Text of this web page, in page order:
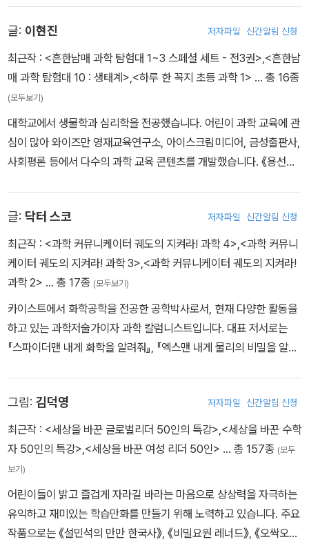
글: 이현진 저자파일 신간알림 신청
최근작 : <흔한남매 과학 탐험대 1~3 스페셜 세트 - 전3권>,<흔한남
매 과학 탐험대 10 : 생태계>,<하루 한 꼭지 초등 과학 1> … 총 16종
(모두보기)
대학교에서 생물학과 심리학을 전공했습니다. 어린이 과학 교육에 관
심이 많아 와이즈만 영재교육연구소, 아이스크림미디어, 금성출판사,
사회평론 등에서 다수의 과학 교육 콘텐츠를 개발했습니다. 《용선생
글: 닥터 스코 저자파일 신간알림 신청
최근작 : <과학 커뮤니케이터 궤도의 지켜라! 과학 4>,<과학 커뮤니
케이터 궤도의 지켜라! 과학 3>,<과학 커뮤니케이터 궤도의 지켜라!
과학 2> … 총 17종 (모두보기)
카이스트에서 화학공학을 전공한 공학박사로서, 현재 다양한 활동을
하고 있는 과학저술가이자 과학 칼럼니스트입니다. 대표 저서로는
『스파이더맨 내게 화학을 알려줘』, 『엑스맨 내게 물리의 비밀을 알려
연재 중입니다.
그림: 김덕영 저자파일 신간알림 신청
최근작 : <세상을 바꾼 글로벌리더 50인의 특강>,<세상을 바꾼 수학
자 50인의 특강>,<세상을 바꾼 여성 리더 50인> … 총 157종 (모두
보기)
어린이들이 밝고 즐겁게 자라길 바라는 마음으로 상상력을 자극하는
유익하고 재미있는 학습만화를 만들기 위해 노력하고 있습니다. 주요
작품으로는 《설민석의 만만 한국사》, 《비밀요원 레너드》, 《오싹오싹